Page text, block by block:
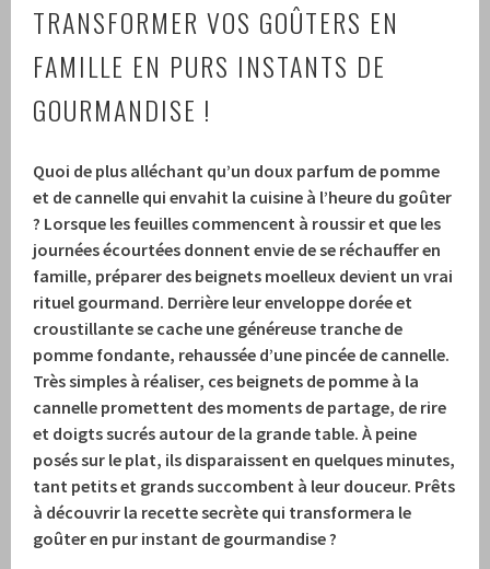
TRANSFORMER VOS GOÛTERS EN
FAMILLE EN PURS INSTANTS DE
GOURMANDISE !
Quoi de plus alléchant qu’un doux parfum de pomme
et de cannelle qui envahit la cuisine à l’heure du goûter
? Lorsque les feuilles commencent à roussir et que les
journées écourtées donnent envie de se réchauffer en
famille, préparer des beignets moelleux devient un vrai
rituel gourmand. Derrière leur enveloppe dorée et
croustillante se cache une généreuse tranche de
pomme fondante, rehaussée d’une pincée de cannelle.
Très simples à réaliser, ces beignets de pomme à la
cannelle promettent des moments de partage, de rire
et doigts sucrés autour de la grande table. À peine
posés sur le plat, ils disparaissent en quelques minutes,
tant petits et grands succombent à leur douceur. Prêts
à découvrir la recette secrète qui transformera le
goûter en pur instant de gourmandise ?